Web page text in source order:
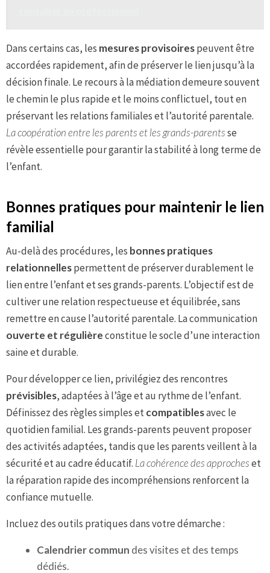
Dans certains cas, les mesures provisoirespeuvent être
accordées rapidement, afin de préserver le lien jusqu’à la
décision finale. Le recours à la médiation demeure souvent
le chemin le plus rapide et le moins conflictuel, tout en
préservant les relations familiales et l’autorité parentale.
La coopération entre les parents et les grands-parentsse
révèle essentielle pour garantir la stabilité à long terme de
l’enfant.
Bonnes pratiques pour maintenir le lien
familial
Au-delà des procédures, les bonnes pratiques
relationnellespermettent de préserver durablement le
lien entre l’enfant et ses grands-parents. L’objectif est de
cultiver une relation respectueuse et équilibrée, sans
remettre en cause l’autorité parentale. La communication
ouverte et régulièreconstitue le socle d’une interaction
saine et durable.
Pour développer ce lien, privilégiez des rencontres
prévisibles, adaptées à l’âge et au rythme de l’enfant.
Définissez des règles simples etcompatiblesavec le
quotidien familial. Les grands-parents peuvent proposer
des activités adaptées, tandis que les parents veillent à la
sécurité et au cadre éducatif. La cohérence des approcheset
la réparation rapide des incompréhensions renforcent la
confiance mutuelle.
Incluez des outils pratiques dans votre démarche :
Calendrier commun des visites et des temps
dédiés.